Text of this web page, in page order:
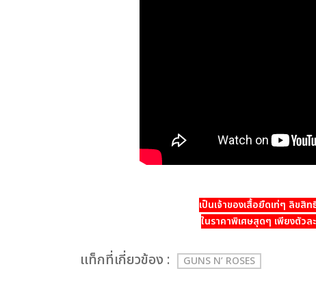
เป็นเจ้าของเสื้อยืดเท่ๆ ลิขสิ
ในราคาพิเศษสุดๆ เพียงตัว
เเท็กที่เกี่ยวข้อง : GUNS N’ ROSES